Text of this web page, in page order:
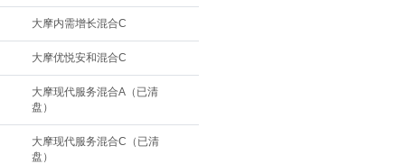
大摩内需增长混合C
大摩优悦安和混合C
大摩现代服务混合A（已清
盘）
大摩现代服务混合C（已清
盘）